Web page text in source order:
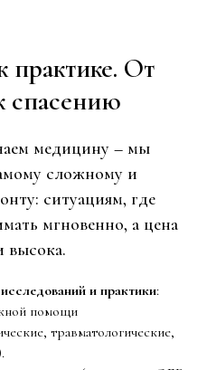
практике. От
спасению
медицину – мы
сложному и
ситуациям, где
мгновенно, а цена
высока.
и практики:
помощи
травматологические,